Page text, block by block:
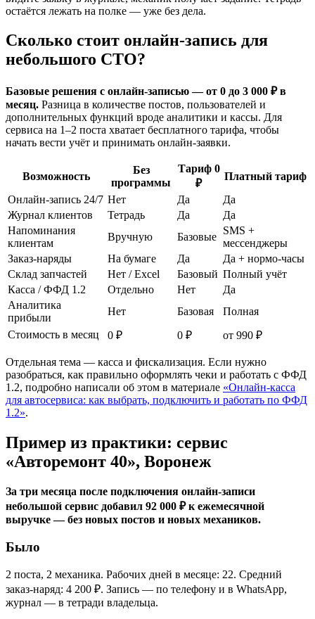
остаётся лежать на полке — уже без дела.
Сколько стоит онлайн-запись для
небольшого СТО?
Базовые решения с онлайн-записью — от 0 до 3 000 ₽ в
месяц. Разница в количестве постов, пользователей и
дополнительных функций вроде аналитики и кассы. Для
сервиса на 1–2 поста хватает бесплатного тарифа, чтобы
начать вести учёт и принимать онлайн-заявки.
Возможность
Без
программы
Тариф 0
₽
Платный тариф
Онлайн-запись 24/7 Нет Да
Да
Журнал клиентов
Тетрадь Да
Да
Напоминания
клиентам
Вручную Базовые
SMS +
мессенджеры
Заказ-наряды
На бумаге Да
Да + нормо-часы
Склад запчастей
Нет / Excel Базовый Полный учёт
Касса / ФФД 1.2
Отдельно Нет
Да
Аналитика
прибыли
Нет Базовая
Полная
Стоимость в месяц
0 ₽ 0 ₽ от 990 ₽
Отдельная тема — касса и фискализация. Если нужно
разобраться, как правильно оформлять чеки и работать с ФФД
1.2, подробно написали об этом в материале «Онлайн-касса
для автосервиса: как выбрать, подключить и работать по ФФД
1.2».
Пример из практики: сервис
«Авторемонт 40», Воронеж
За три месяца после подключения онлайн-записи
небольшой сервис добавил 92 000 ₽ к ежемесячной
выручке — без новых постов и новых механиков.
Было
2 поста, 2 механика. Рабочих дней в месяце: 22. Средний
заказ-наряд: 4 200 ₽. Запись — по телефону и в WhatsApp,
журнал — в тетради владельца.